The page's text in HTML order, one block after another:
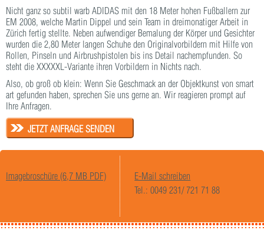
Nicht ganz so subtil warb ADIDAS mit den 18 Meter hohen Fußballern zur
EM 2008, welche Martin Dippel und sein Team in dreimonatiger Arbeit in
Zürich fertig stellte. Neben aufwendiger Bemalung der Körper und Gesichter
wurden die 2,80 Meter langen Schuhe den Originalvorbildern mit Hilfe von
Rollen, Pinseln und Airbrushpistolen bis ins Detail nachempfunden. So
steht die XXXXXL-Variante ihren Vorbildern in Nichts nach.
Also, ob groß ob klein: Wenn Sie Geschmack an der Objektkunst von smart
art gefunden haben, sprechen Sie uns gerne an. Wir reagieren prompt auf
Ihre Anfragen.
JETZT ANFRAGE SENDEN
Imagebroschüre (6,7 MB PDF)
E-Mail schreiben
Tel.: 0049 231/ 721 71 88